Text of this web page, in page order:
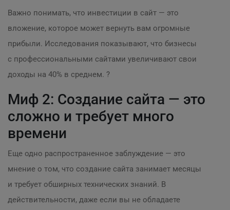
Важно понимать, что инвестиции в сайт — это
вложение, которое может вернуть вам огромные
прибыли. Исследования показывают, что бизнесы
с профессиональными сайтами увеличивают свои
доходы на 40% в среднем. ?
Миф 2: Создание сайта — это
сложно и требует много
времени
Еще одно распространенное заблуждение — это
мнение о том, что создание сайта занимает месяцы
и требует обширных технических знаний. В
действительности, даже если вы не обладаете